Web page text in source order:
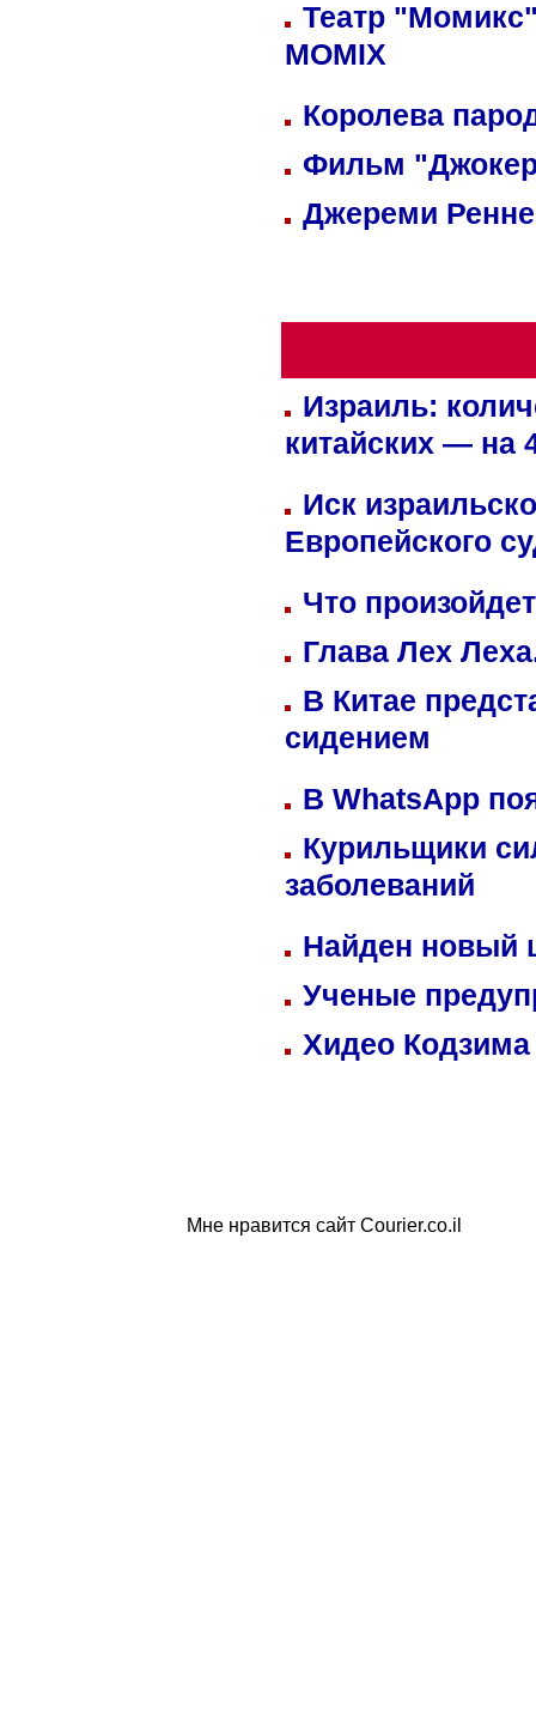
Театр
MOMIX
Королева
Фильм
Джереми
Израиль:
китайских — на
Иск
Европейского
Что
Глава Лех
В Китае
сидением
В WhatsApp
Курильщики
заболеваний
Найден
Ученые
Хидео
Мне нравится сайт Courier.co.il